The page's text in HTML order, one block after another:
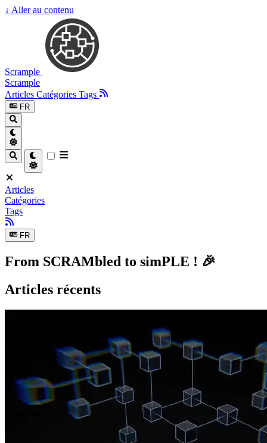
↓ Aller au contenu
Scrample
Scrample
Articles Catégories Tags
FR
Articles
Catégories
Tags
FR
From SCRAMbled to simPLE ! 🎉
Articles récents